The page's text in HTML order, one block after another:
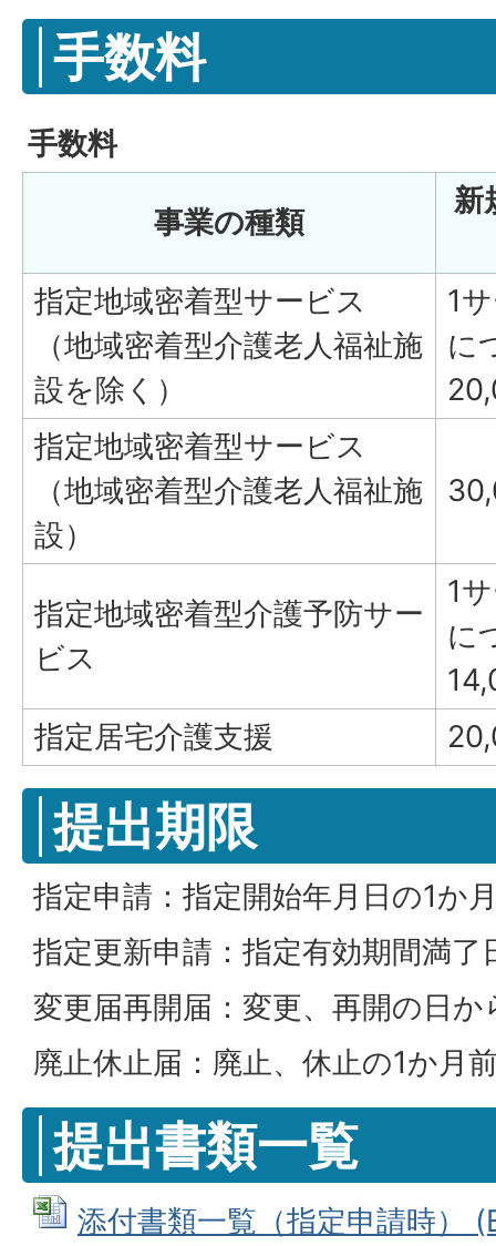
手数料
手数料
事業の種類
新
指定地域密着型サービス
（地域密着型介護老人福祉施
設を除く）
1
に
指定地域密着型サービス
（地域密着型介護老人福祉施
設）
指定地域密着型介護予防サー
ビス
1
に
指定居宅介護支援
提出期限
指定申請：指定開始年月日の1か
指定更新申請：指定有効期間満了
変更届再開届：変更、再開の日か
廃止休止届：廃止、休止の1か月
提出書類一覧
添付書類一覧（指定申請時）